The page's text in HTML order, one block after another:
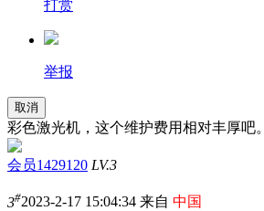
打赏
举报
取消
彩色激光机，这个维护费用相对丰厚吧。
会员1429120 LV.3
3#2023-2-17 15:04:34 来自 中国